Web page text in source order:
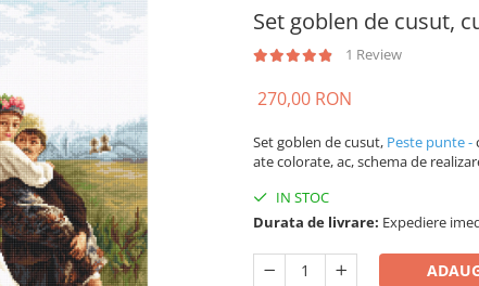
Set goblen de cusut,
1 Review
270,00 RON
Set goblen de cusut, Peste punte -
ate colorate, ac, schema de
IN STOC
Durata de livrare: Expediere